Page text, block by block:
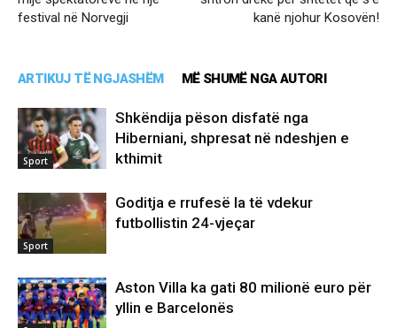
festival në Norvegji
kanë njohur Kosovën!
ARTIKUJ TË NGJASHËM MË SHUMË NGA AUTORI
Sport
Shkëndija pëson disfatë nga
Hiberniani, shpresat në ndeshjen e
kthimit
Sport
Goditja e rrufesë la të vdekur
futbollistin 24-vjeçar
Aston Villa ka gati 80 milionë euro për
yllin e Barcelonës